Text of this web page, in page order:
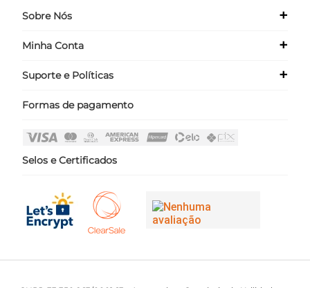
Sobre Nós +
Quem Somos
Minha Conta +
Meus Dados
Suporte e Políticas +
Políticas
Fale Conosco
Formas de pagamento
Selos e Certificados